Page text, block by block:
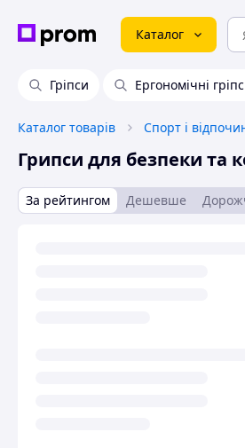
Каталог
Гріпси Ергономічні
Каталог товарів Спорт і
Грипси для безпеки та
За рейтингом Дешевше